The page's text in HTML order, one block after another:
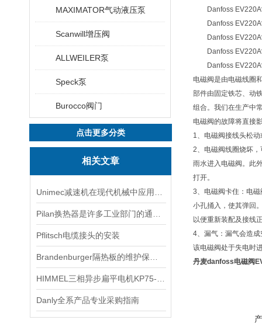
MAXIMATOR气动液压泵
Scanwill增压阀
ALLWEILER泵
Speck泵
Burocco阀门
点击更多分类
相关文章
Pflitsch电缆接头的安装
Danly全系产品专业采购指南
Danfoss EV220A
Danfoss EV220A
Danfoss EV220A
Danfoss EV220A
Danfoss EV220A
电磁阀是由电磁线圈
部件由固定铁芯、动
组合。我们在生产中
电磁阀的故障将直接
1、电磁阀接线头松
2、电磁阀线圈烧坏
雨水进入电磁阀。此
打开。
3、电磁阀卡住：电
小孔捅入，使其弹回
以便重新装配及接线
4、漏气：漏气会造
该电磁阀处于失电时
丹麦danfoss电磁阀